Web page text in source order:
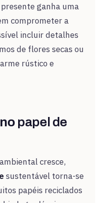
ganha uma
comprometer a
incluir detalhes
de flores secas ou
rústico e
papel de
cresce,
sustentável torna-se
papéis reciclados